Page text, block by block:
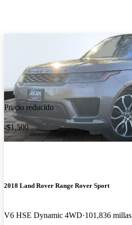
Precio reducido
-$1,500
2018 Land Rover Range Rover Sport
V6 HSE Dynamic 4WD 101,836 millas